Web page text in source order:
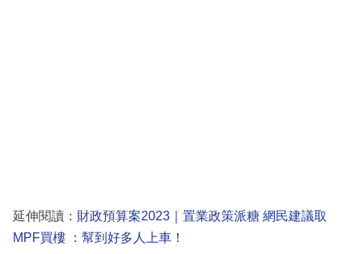
延伸閱讀： 財政預算案2023｜置業政策派糖 網民建議取
MPF買樓 ：幫到好多人上車！